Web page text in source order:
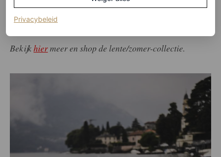
klassieke Italiaanse zomertrip.
Bekijkhiermeer en shop de lente/zomer-collectie.
Privacybeleid